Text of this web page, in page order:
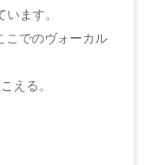
ます。
こでのヴォーカル
える。